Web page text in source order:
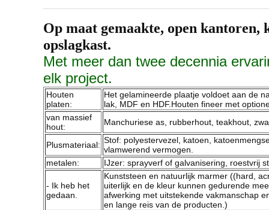
Op maat gemaakte, open
opslagkast.
Met meer dan twee decennia
elk project.
Houten
platen:
Het gelamineerde plaatje voldoet aan de
lak, MDF en HDF.Houten fineer met
van massief
hout:
Manchuriese as, rubberhout, teakhout,
Plusmateriaal: Stof: polyestervezel, katoen,
vlamwerend vermogen.
metalen:
IJzer: sprayverf of galvanisering, roestvrij
- Ik heb het
gedaan.
Kunststeen en natuurlijk marmer ((hard,
uiterlijk en de kleur kunnen gedurende
afwerking met uitstekende vakmanschap
en lange reis van de producten.)